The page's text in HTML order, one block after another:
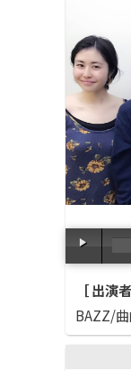
［ 出演者
BAZZ/